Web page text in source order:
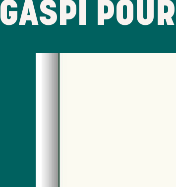
GASPI